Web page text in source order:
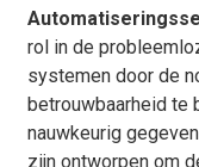
rol in de
systemen door de
betrouwbaarheid te
nauwkeurig
zijn ontworpen om